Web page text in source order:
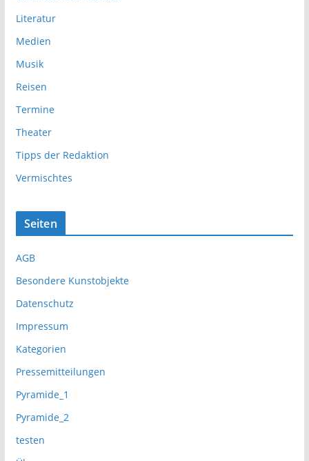
Literatur
Medien
Musik
Reisen
Termine
Theater
Tipps der Redaktion
Vermischtes
Seiten
AGB
Besondere Kunstobjekte
Datenschutz
Impressum
Kategorien
Pressemitteilungen
Pyramide_1
Pyramide_2
testen